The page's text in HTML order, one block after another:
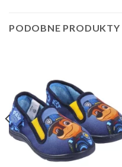
PODOBNE PRODUKTY